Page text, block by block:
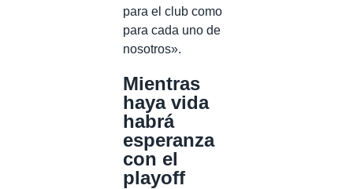
para el club como
para cada uno de
nosotros».
Mientras
haya vida
habrá
esperanza
con el
playoff